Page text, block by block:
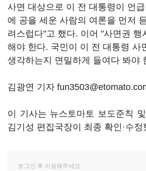
사면 대상으로 이 전 대통령이 언
에 공을 세운 사람의 여론을 먼저
려스럽다"고 했다. 이어 "사면권 행
해야 한다. 국민이 이 전 대통령 사
생각하는지 면밀하게 들여다 봐야
김광연 기자
이 기사는 뉴스토마토 보도준칙
김기성 편집국장이 최종 확인·수정